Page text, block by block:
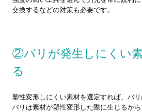
交換するなどの対策も必要です。
②バリが発生しにくい
る
塑性変形しにくい素材を選定すれば、バリ
バリは素材が塑性変形した際に生じるから